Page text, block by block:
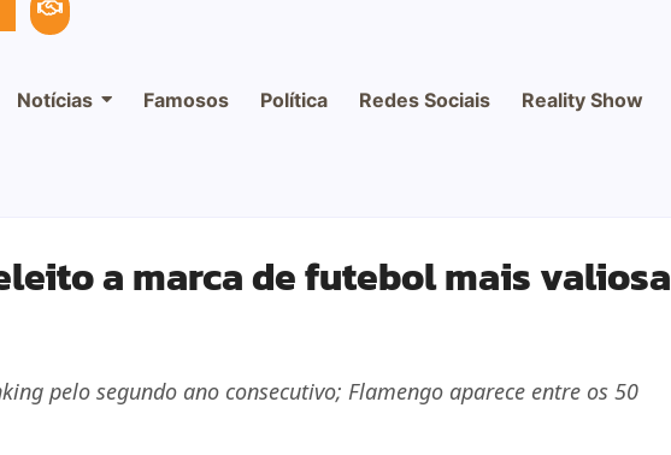
Notícias Famosos Política Redes Sociais Reality Show
a marca de futebol mais valiosa
pelo segundo ano consecutivo; Flamengo aparece entre os 50